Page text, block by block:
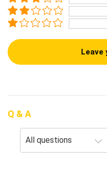
Leave
Q & A